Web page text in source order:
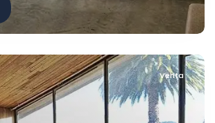
Venta